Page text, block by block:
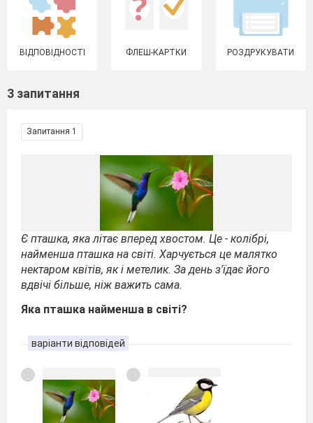
ВІДПОВІДНОСТІ ФЛЕШ-КАРТКИ РОЗДРУКУВАТИ
3 запитання
Запитання 1
Є пташка, яка літає вперед хвостом. Це - колібрі,
найменша пташка на світі. Харчується це малятко
нектаром квітів, як і метелик. За день з'їдає його
вдвічі більше, ніж важить сама.
Яка пташка найменша в світі?
варіанти відповідей